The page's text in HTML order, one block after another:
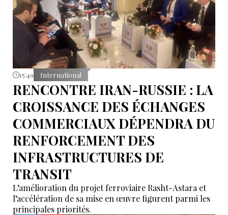
15:49 International
RENCONTRE IRAN-RUSSIE : LA
CROISSANCE DES ÉCHANGES
COMMERCIAUX DÉPENDRA DU
RENFORCEMENT DES
INFRASTRUCTURES DE
TRANSIT
L’amélioration du projet ferroviaire Rasht-Astara et
l’accélération de sa mise en œuvre figurent parmi les
principales priorités.